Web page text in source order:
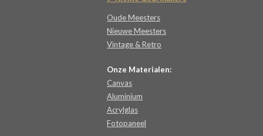
Oude Meesters
Nieuwe Meesters
Vintage & Retro
Onze Materialen:
Canvas
Aluminium
Acrylglas
Fotopaneel